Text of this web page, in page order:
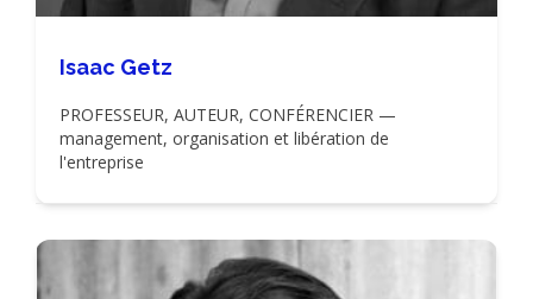
Isaac Getz
PROFESSEUR, AUTEUR, CONFÉRENCIER —
management, organisation et libération de
l'entreprise